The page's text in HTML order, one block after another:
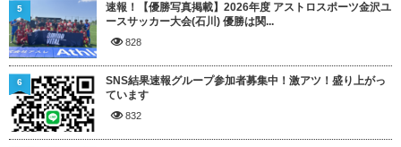
速報！【優勝写真掲載】2026年度 アストロスポーツ金沢ユ
ースサッカー大会(石川) 優勝は関...
828
5
SNS結果速報グループ参加者募集中！激アツ！盛り上がっ
ています
832
6